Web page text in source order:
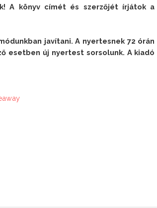
A könyv címét és szerzőjét írjátok a
javítani. A nyertesnek 72 órán
esetben új nyertest sorsolunk. A kiadó